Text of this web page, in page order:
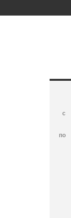
с
по